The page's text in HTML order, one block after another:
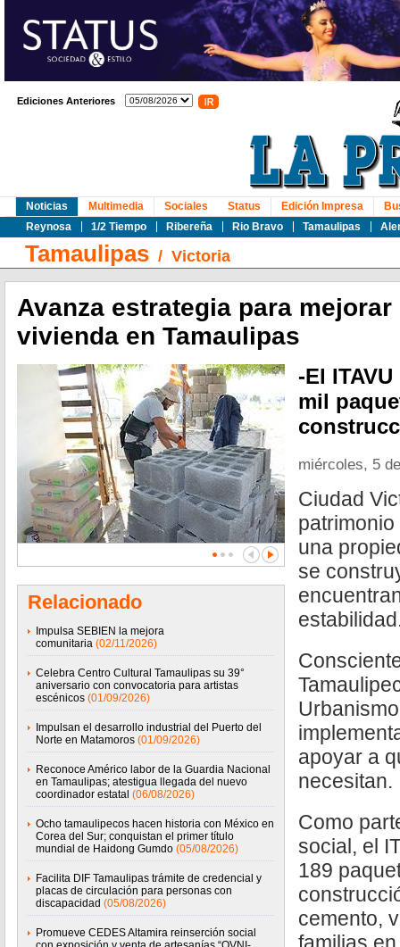
Ediciones Anteriores
Noticias
Reynosa
1/2 Tiempo Ribereña Rio Bravo Tamaulipas
Multimedia Sociales Status Edición Impresa
Tamaulipas / Victoria
Avanza estrategia para
vivienda en Tamaulipas
Relacionado
Impulsa SEBIEN la mejora
comunitaria (02/11/2026)
Celebra Centro Cultural Tamaulipas su 39°
aniversario con convocatoria para artistas
escénicos (01/09/2026)
Impulsan el desarrollo industrial del Puerto del
Norte en Matamoros (01/09/2026)
Reconoce Américo labor de la Guardia Nacional
en Tamaulipas; atestigua llegada del nuevo
coordinador estatal (06/08/2026)
Ocho tamaulipecos hacen historia con México en
Corea del Sur; conquistan el primer título
mundial de Haidong Gumdo (05/08/2026)
Facilita DIF Tamaulipas trámite de credencial y
placas de circulación para personas con
discapacidad (05/08/2026)
Promueve CEDES Altamira reinserción social
-El
mil
miércoles, 5
Ciudad
una
se
apoyar a
necesitan.
Como
social, el
189
cemento,